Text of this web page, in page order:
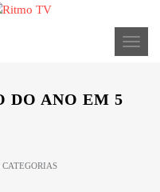
TV Express) no
DO ANO EM 5